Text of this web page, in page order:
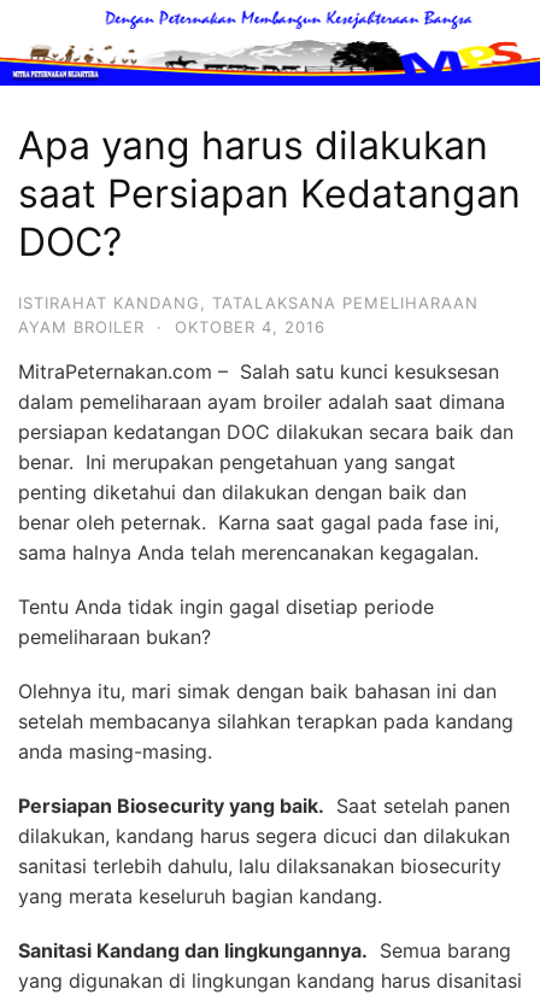
konten
Mitra
Peternakan
MItra
Peternakan
Sahabat
Terbaik
Peternak
Unggas
Apa yang harus dilakukan
saat Persiapan Kedatangan
DOC?
ISTIRAHAT KANDANG, TATALAKSANA PEMELIHARAAN
AYAM BROILER
· OKTOBER 4, 2016
MitraPeternakan.com – Salah satu kunci kesuksesan
dalam pemeliharaan ayam broiler adalah saat dimana
persiapan kedatangan DOC dilakukan secara baik dan
benar. Ini merupakan pengetahuan yang sangat
penting diketahui dan dilakukan dengan baik dan
benar oleh peternak. Karna saat gagal pada fase ini,
sama halnya Anda telah merencanakan kegagalan.
Tentu Anda tidak ingin gagal disetiap periode
pemeliharaan bukan?
Olehnya itu, mari simak dengan baik bahasan ini dan
setelah membacanya silahkan terapkan pada kandang
anda masing-masing.
Persiapan Biosecurity yang baik. Saat setelah panen
dilakukan, kandang harus segera dicuci dan dilakukan
sanitasi terlebih dahulu, lalu dilaksanakan biosecurity
yang merata keseluruh bagian kandang.
Sanitasi Kandang dan lingkungannya. Semua barang
yang digunakan di lingkungan kandang harus disanitasi